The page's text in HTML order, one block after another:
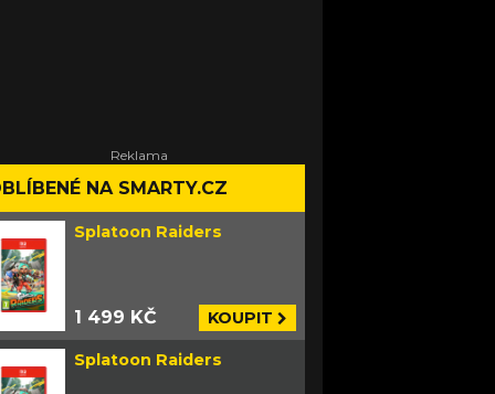
NA SMARTY.CZ
Splatoon Raiders
1 499 KČ KOUPIT
Splatoon Raiders